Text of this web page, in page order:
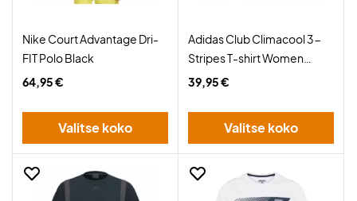
Nike Court Advantage Dri-
FIT Polo Black
64,95 €
Valitse koko
Adidas Club Climacool 3-
Stripes T-shirt Women
Black
39,95 €
Valitse koko